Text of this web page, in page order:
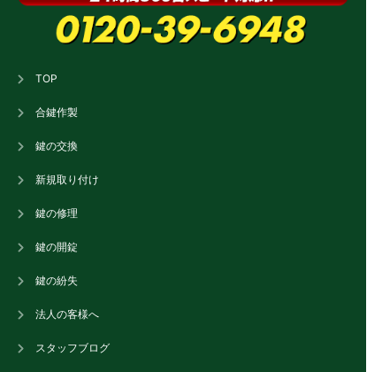
TOP
合鍵作製
鍵の交換
新規取り付け
鍵の修理
鍵の開錠
鍵の紛失
法人の客様へ
スタッフブログ